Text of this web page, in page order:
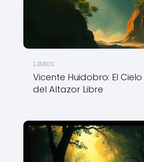
LIBROS
Vicente Huidobro: El
del Altazor Libre